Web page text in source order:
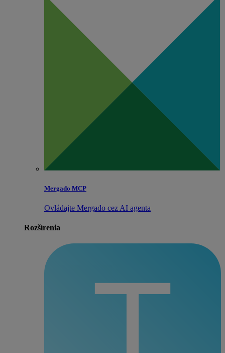
Mergado MCP
Ovládajte Mergado cez AI agenta
Rozšírenia